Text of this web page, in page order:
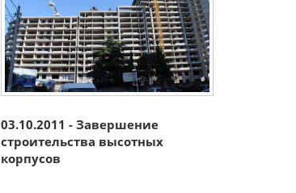
03.10.2011 - Завершение
строительства высотных
корпусов